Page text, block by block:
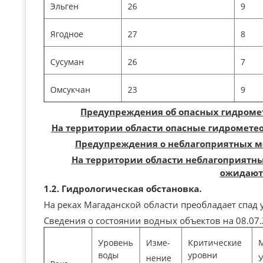
Эльген 26 9
Ягодное 27 8
Сусуман 26 7
Омсукчан 23 9
Предупреждения об опасных
На территории области опасные
Предупреждения о неблагоприятных
На территории области
1.2. Гидрологическая обстановка.
На реках Магаданской области преобладает
Сведения о состоянии водных объектов на
Уровень
воды
Изме-
нение
Критические
уровни